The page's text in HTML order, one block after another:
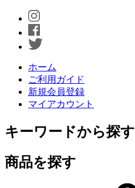
ホーム
ご利用ガイド
新規会員登録
マイアカウント
キーワードから探す
商品を探す